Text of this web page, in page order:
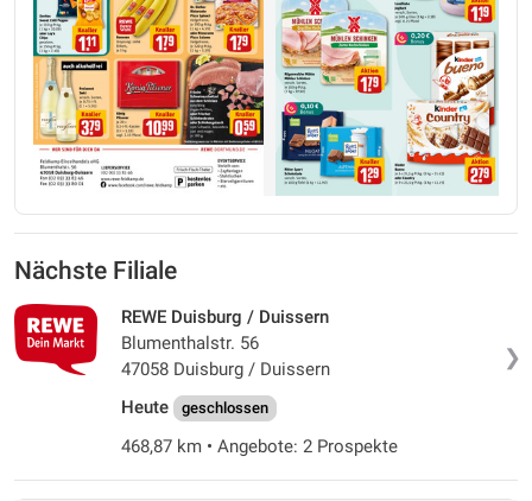
Nächste Filiale
❯
REWE Duisburg / Duissern
Blumenthalstr. 56
47058 Duisburg / Duissern
Heute
geschlossen
468,87 km • Angebote: 2 Prospekte